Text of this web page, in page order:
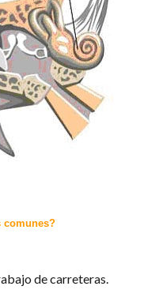
comunes?
de carreteras.